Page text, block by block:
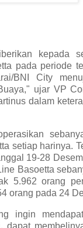
kepada
pada periode
BNI City
ujar VP
dalam
setiap harinya.
19-28
Basoetta
5.962 orang
orang pada 24
ingin
dapat